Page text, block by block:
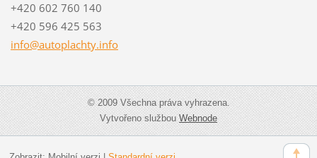
+420 602 760 140
+420 596 425 563
info@autoplachty.info
© 2009 Všechna práva vyhrazena.
Vytvořeno službouWebnode